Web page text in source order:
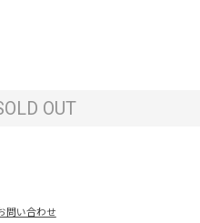
OUT
問い合わせ